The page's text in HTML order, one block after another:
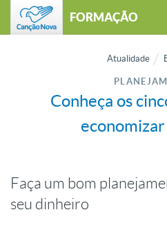
FORMAÇÃO
Atualidade
Conheça os
Faça um bom
seu dinheiro